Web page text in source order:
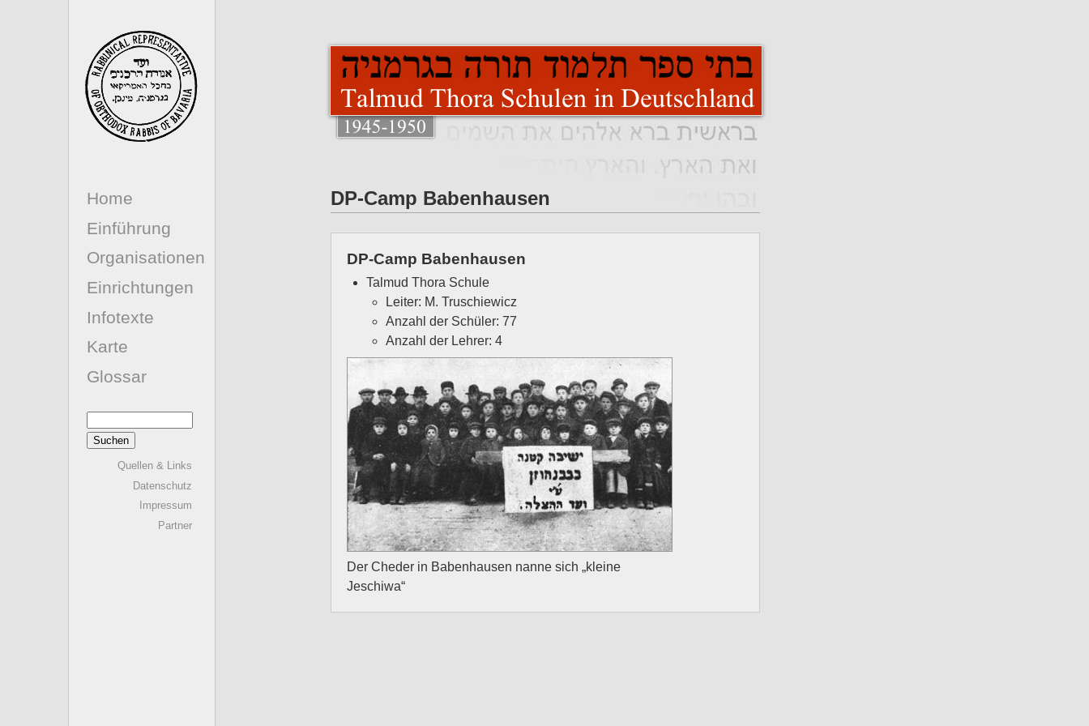
Home
Einführung
Organisationen
Einrichtungen
Infotexte
Karte
Glossar
Suchen
nach:
Quellen & Links
Datenschutz
Impressum
Partner
DP-Camp Babenhausen
DP-Camp Babenhausen
Talmud Thora Schule
Leiter: M. Truschiewicz
Anzahl der Schüler: 77
Anzahl der Lehrer: 4
Der Cheder in Babenhausen nanne sich „kleine
Jeschiwa“